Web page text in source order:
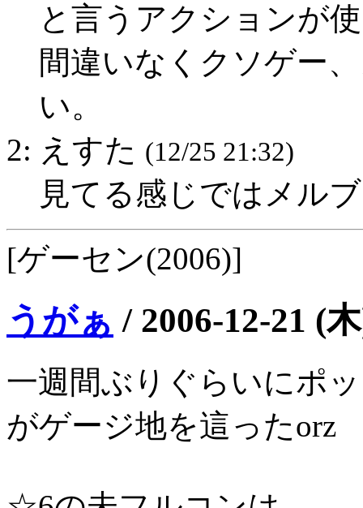
と言うアクションが
間違いなくクソゲー
い。
2: えすた (12/25 21:32)
見てる感じではメル
[ゲーセン(2006)]
うがぁ / 2006-12-21 (
一週間ぶりぐらいにポ
がゲージ地を這ったorz